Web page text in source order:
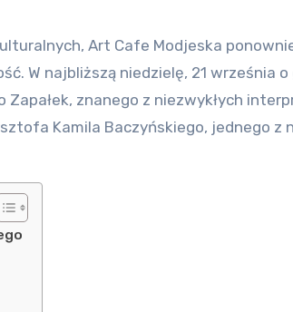
W najbliższą niedzielę, 21 września
znanego z niezwykłych
Kamila Baczyńskiego, jednego